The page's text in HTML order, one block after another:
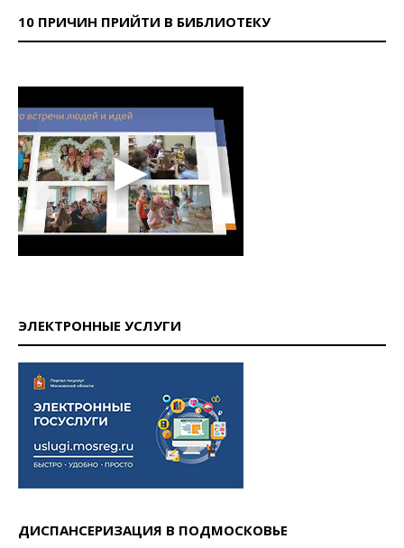
10 ПРИЧИН ПРИЙТИ В БИБЛИОТЕКУ
ЭЛЕКТРОННЫЕ УСЛУГИ
ДИСПАНСЕРИЗАЦИЯ В ПОДМОСКОВЬЕ